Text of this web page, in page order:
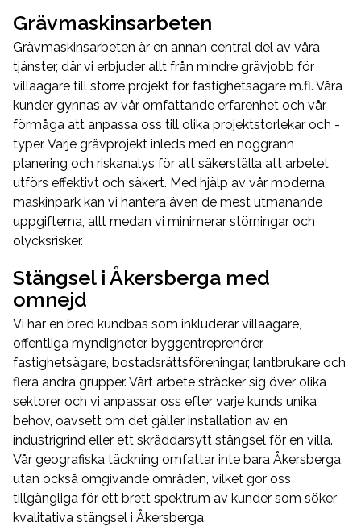
Grävmaskinsarbeten
Grävmaskinsarbeten är en annan central del av våra
tjänster, där vi erbjuder allt från mindre grävjobb för
villaägare till större projekt för fastighetsägare m.fl. Våra
kunder gynnas av vår omfattande erfarenhet och vår
förmåga att anpassa oss till olika projektstorlekar och -
typer. Varje grävprojekt inleds med en noggrann
planering och riskanalys för att säkerställa att arbetet
utförs effektivt och säkert. Med hjälp av vår moderna
maskinpark kan vi hantera även de mest utmanande
uppgifterna, allt medan vi minimerar störningar och
olycksrisker.
Stängsel i Åkersberga med
omnejd
Vi har en bred kundbas som inkluderar villaägare,
offentliga myndigheter, byggentreprenörer,
fastighetsägare, bostadsrättsföreningar, lantbrukare och
flera andra grupper. Vårt arbete sträcker sig över olika
sektorer och vi anpassar oss efter varje kunds unika
behov, oavsett om det gäller installation av en
industrigrind eller ett skräddarsytt stängsel för en villa.
Vår geografiska täckning omfattar inte bara Åkersberga,
utan också omgivande områden, vilket gör oss
tillgängliga för ett brett spektrum av kunder som söker
kvalitativa stängsel i Åkersberga.